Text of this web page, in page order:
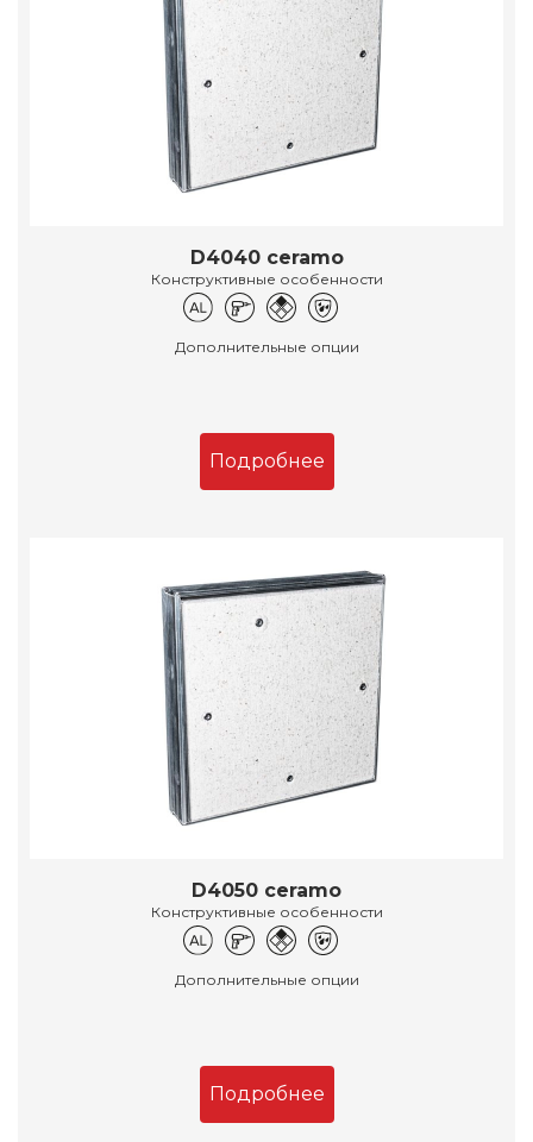
D4040 ceramo
Конструктивные особенности
Дополнительные опции
Подробнее
D4050 ceramo
Конструктивные особенности
Дополнительные опции
Подробнее